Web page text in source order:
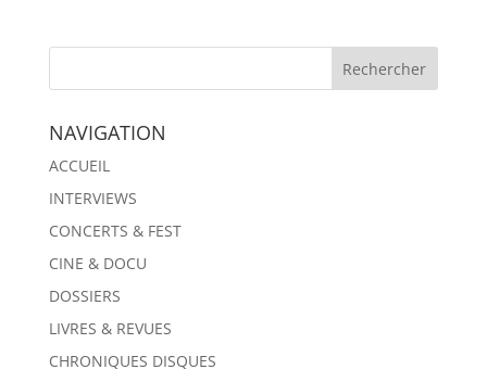
NAVIGATION
ACCUEIL
INTERVIEWS
CONCERTS & FEST
CINE & DOCU
DOSSIERS
LIVRES & REVUES
CHRONIQUES DISQUES